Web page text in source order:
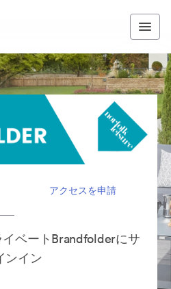
アクセスを申請
ベートBrandfolderにサ
ンイン